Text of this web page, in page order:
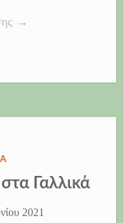
“Πράσινη
από
→
Γαλλικά
2021